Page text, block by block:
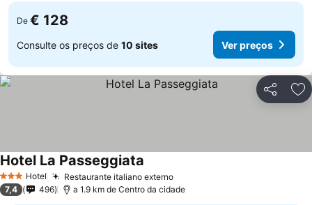
De € 128
Consulte os preços de 10 sites Ver preços
Partilhar
3 EstrelasHotel Restaurante italiano externoVer preços
Hotel La Passeggiata
7,4 496 a 1.9 km de Centro da cidade